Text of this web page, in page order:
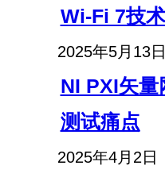
Wi-Fi 7技
2025年5月13日
NI PXI矢量
测试痛点
2025年4月2日